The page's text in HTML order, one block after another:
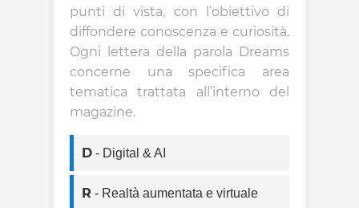
punti di vista, con l’obiettivo di
diffondere conoscenza e curiosità.
Ogni lettera della parola Dreams
concerne una specifica area
tematica trattata all’interno del
magazine.
D - Digital & AI
R - Realtà aumentata e virtuale